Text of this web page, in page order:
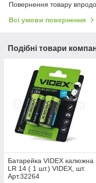
Повернення товару
Всі умови повернення
Подібні товари
Батарейка VIDEX калюжна
LR 14 ( 1 шт.) VIDEX, шт.
Арт.32264